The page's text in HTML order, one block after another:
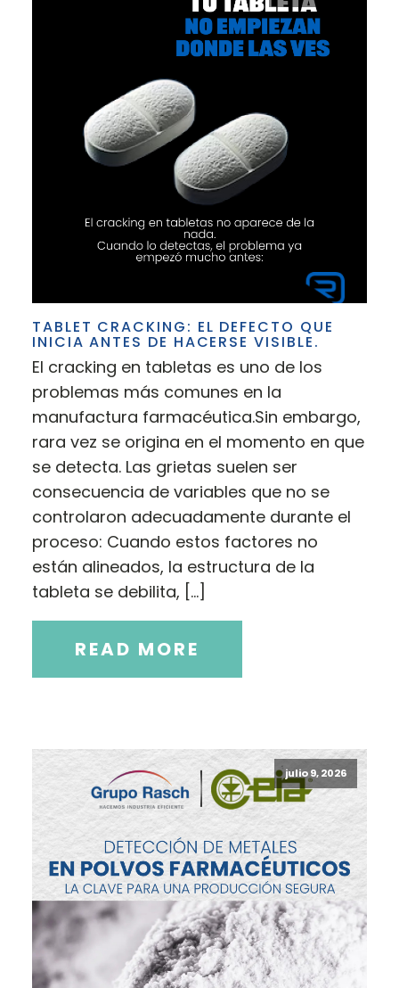
TABLET CRACKING: EL DEFECTO QUE
INICIA ANTES DE HACERSE VISIBLE.
El cracking en tabletas es uno de los
problemas más comunes en la
manufactura farmacéutica.Sin embargo,
rara vez se origina en el momento en que
se detecta. Las grietas suelen ser
consecuencia de variables que no se
controlaron adecuadamente durante el
proceso: Cuando estos factores no
están alineados, la estructura de la
tableta se debilita, […]
READ MORE
julio 9, 2026